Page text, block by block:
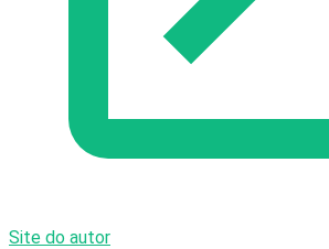
Site do autor